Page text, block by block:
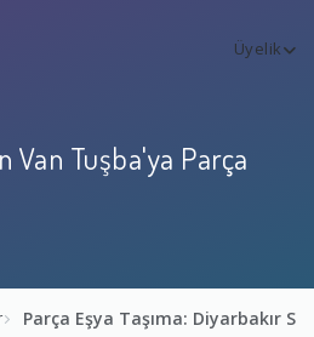
Üyelik
Van Tuşba'ya Parça
Parça Eşya Taşıma: Diyarbakır